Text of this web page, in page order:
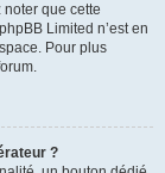
que cette
Limited n’est en
Pour plus
?